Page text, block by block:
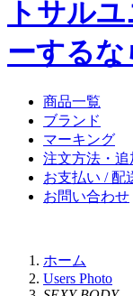
トサル
ーする
商品一覧
ブランド
マーキング
注文方法・追
お支払い / 配
お問い合わせ
ホーム
Users Photo